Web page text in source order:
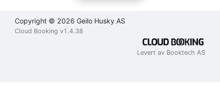
Copyright © 2026 Geilo Husky AS
Cloud Booking v1.4.38
Levert av Booktech AS